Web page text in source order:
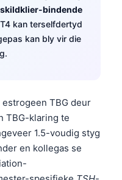
bindende
kan terselfdertyd
kan bly vir die
TBG deur
TBG-klaring te
1.5-voudig styg
en kollegas se